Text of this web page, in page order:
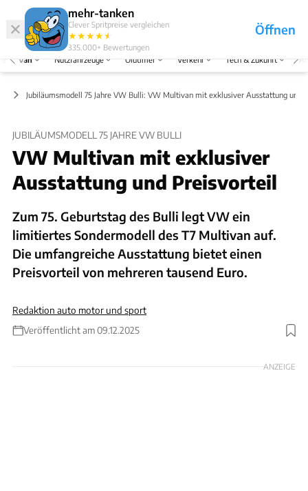
mehr-tanken
Clever Spritpreise vergleichen
★★★★★
★
335.000+ Bewertungen
Öffnen
Abo
Menü
Van Nutzfahrzeuge Oldtimer Verkehr Tech & Zukunft
Jubiläumsmodell 75 Jahre VW Bulli: VW Multivan mit exklusiver Ausstattung und
JUBILÄUMSMODELL 75 JAHRE VW BULLI
VW Multivan mit exklusiver
Ausstattung und Preisvorteil
Zum 75. Geburtstag des Bulli legt VW ein
limitiertes Sondermodell des T7 Multivan auf.
Die umfangreiche Ausstattung bietet einen
Preisvorteil von mehreren tausend Euro.
Redaktion auto motor und sport
Veröffentlicht am 09.12.2025
Foto: Volkswagen Nutzfahrzeuge
ANZEIGE